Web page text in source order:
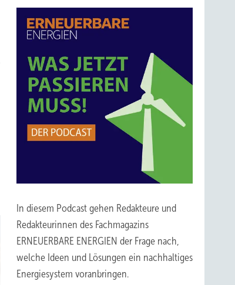
In diesem Podcast gehen Redakteure und
Redakteurinnen des Fachmagazins
ERNEUERBARE ENERGIEN der Frage nach,
welche Ideen und Lösungen ein nachhaltiges
Energiesystem voranbringen.